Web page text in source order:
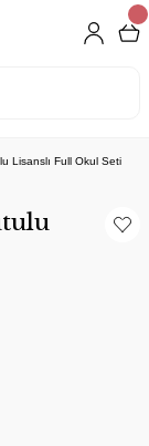
Lisanslı Full Okul Seti